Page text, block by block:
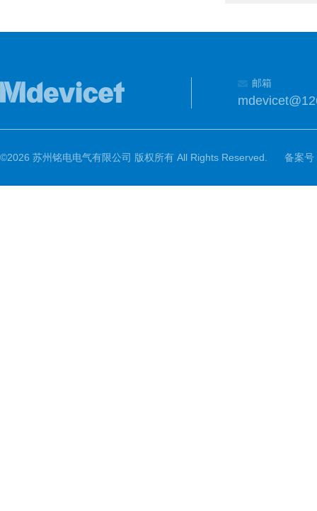
邮箱
©2026 苏州铭电电气有限公司 版权所有 All Rights Reserved. 备案号